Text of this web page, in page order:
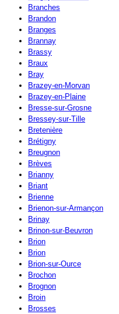
Branches
Brandon
Branges
Brannay
Brassy
Braux
Bray
Brazey-en-Morvan
Brazey-en-Plaine
Bresse-sur-Grosne
Bressey-sur-Tille
Bretenière
Brétigny
Breugnon
Brèves
Brianny
Briant
Brienne
Brienon-sur-Armançon
Brinay
Brinon-sur-Beuvron
Brion
Brion
Brion-sur-Ource
Brochon
Brognon
Broin
Brosses